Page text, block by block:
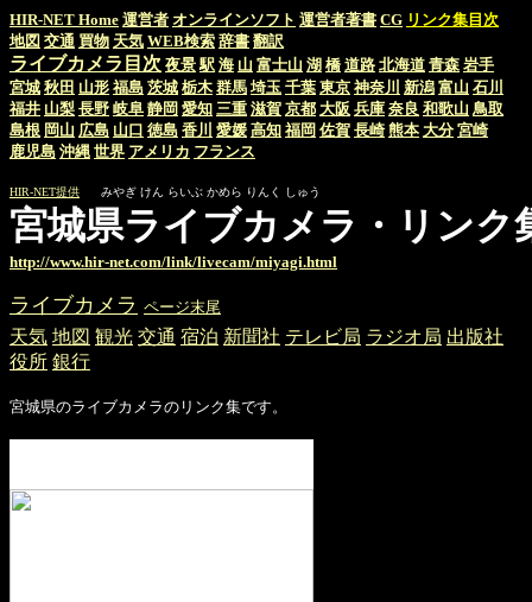
HIR-NET Home 運営者 オンラインソフト 運営者著書 CG リンク集目次
地図 交通 買物 天気 WEB検索 辞書 翻訳
ライブカメラ目次 夜景 駅 海 山 富士山 湖 橋 道路 北海道 青森 岩手
宮城 秋田 山形 福島 茨城 栃木 群馬 埼玉 千葉 東京 神奈川 新潟 富山 石川
福井 山梨 長野 岐阜 静岡 愛知 三重 滋賀 京都 大阪 兵庫 奈良 和歌山 鳥取
島根 岡山 広島 山口 徳島 香川 愛媛 高知 福岡 佐賀 長崎 熊本 大分 宮崎
鹿児島 沖縄 世界 アメリカ フランス
HIR-NET提供 みやぎ けん らいぶ かめら りんく しゅう
宮城県ライブカメラ・リンク
http://www.hir-net.com/link/livecam/miyagi.html
ライブカメラ ページ末尾
天気 地図 観光 交通 宿泊 新聞社 テレビ局 ラジオ局 出版社
役所 銀行
宮城県のライブカメラのリンク集です。